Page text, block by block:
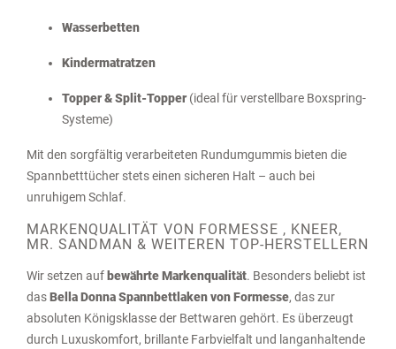
Wasserbetten
Kindermatratzen
Topper & Split-Topper (ideal für verstellbare Boxspring-
Systeme)
Mit den sorgfältig verarbeiteten Rundumgummis bieten die
Spannbetttücher stets einen sicheren Halt – auch bei
unruhigem Schlaf.
MARKENQUALITÄT VON FORMESSE , KNEER,
MR. SANDMAN & WEITEREN TOP-HERSTELLERN
Wir setzen auf bewährte Markenqualität. Besonders beliebt ist
dasBella Donna Spannbettlaken von Formesse, das zur
absoluten Königsklasse der Bettwaren gehört. Es überzeugt
durch Luxuskomfort, brillante Farbvielfalt und langanhaltende